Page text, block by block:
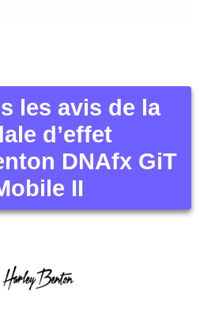
les avis de la
d’effet
DNAfx GiT
II